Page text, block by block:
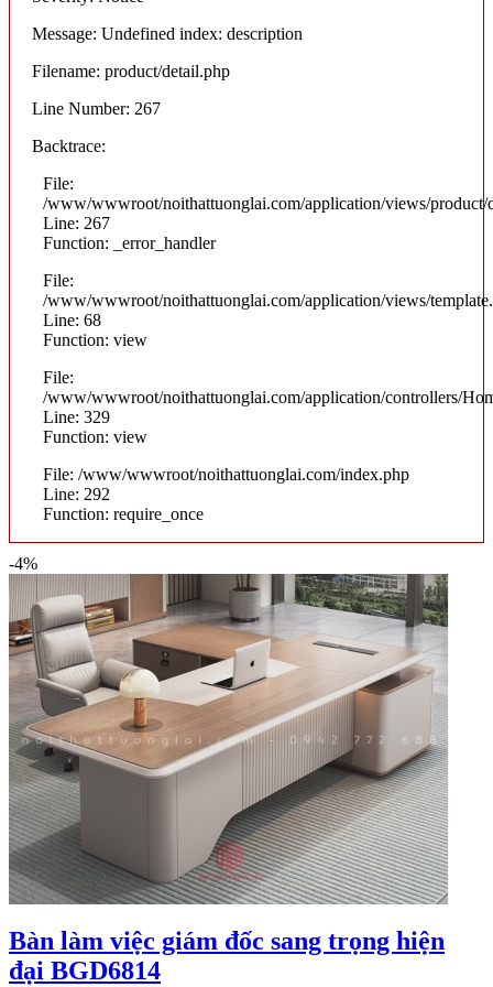
Message: Undefined index: description
Filename: product/detail.php
Line Number: 267
Backtrace:
File:
/www/wwwroot/noithattuonglai.com/application/views/product/
Line: 267
Function: _error_handler
File:
/www/wwwroot/noithattuonglai.com/application/views/
Line: 68
Function: view
File:
/www/wwwroot/noithattuonglai.com/application/controllers/
Line: 329
Function: view
File: /www/wwwroot/noithattuonglai.com/index.php
Line: 292
Function: require_once
-4%
Bàn làm việc giám đốc sang trọng hiện
đại BGD6814